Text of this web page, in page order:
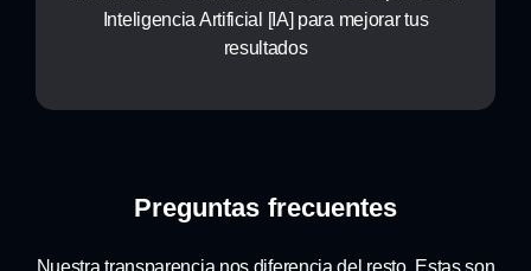
Inteligencia Artificial [IA] para mejorar tus
resultados
Preguntas frecuentes